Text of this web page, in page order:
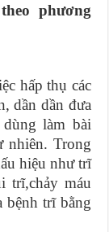
phương
hấp thụ các
dần dần đưa
làm bài
nhiên. Trong
hiệu như trĩ
trĩ,chảy máu
bệnh trĩ bằng